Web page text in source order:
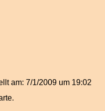
am: 7/1/2009 um 19:02